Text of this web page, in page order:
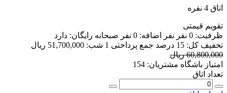
اتاق 4 نفره
تقویم قیمتی
ظرفیت: 0 نفر نفر اضافه: 0 نفر صبحانه رایگان: دارد
تخفیف کل: 15 درصد جمع پرداختی 1 شب:
51,700,000 ریال
60,800,000 ریال
امتیاز باشگاه مشتریان: 154
تعداد اتاق